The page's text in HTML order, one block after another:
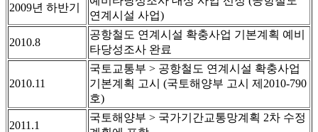
2009년 하반기
연계시설 사업)
2010.8
공항철도 연계시설 확충사업 기본계획 예비
타당성조사 완료
2010.11
국토교통부 > 공항철도 연계시설 확충사업
기본계획 고시 (국토해양부 고시 제2010-790
호)
2011.1
국토해양부 > 국가기간교통망계획 2차 수정